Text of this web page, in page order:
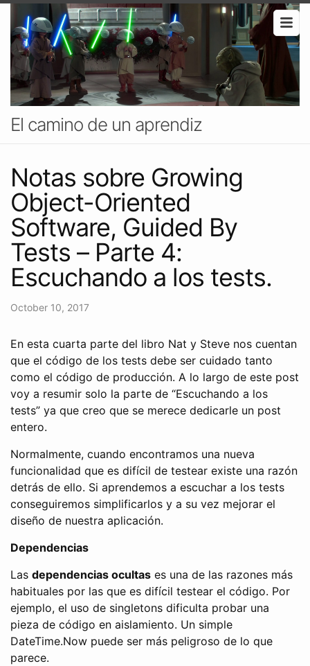
El camino de un aprendiz
Notas sobre Growing
Object-Oriented
Software, Guided By
Tests – Parte 4:
Escuchando a los tests.
October 10, 2017
En esta cuarta parte del libro Nat y Steve nos cuentan
que el código de los tests debe ser cuidado tanto
como el código de producción. A lo largo de este post
voy a resumir solo la parte de “Escuchando a los
tests” ya que creo que se merece dedicarle un post
entero.
Normalmente, cuando encontramos una nueva
funcionalidad que es difícil de testear existe una razón
detrás de ello. Si aprendemos a escuchar a los tests
conseguiremos simplificarlos y a su vez mejorar el
diseño de nuestra aplicación.
Dependencias
Las dependencias ocultas es una de las razones más
habituales por las que es difícil testear el código. Por
ejemplo, el uso de singletons dificulta probar una
pieza de código en aislamiento. Un simple
DateTime.Now puede ser más peligroso de lo que
parece.